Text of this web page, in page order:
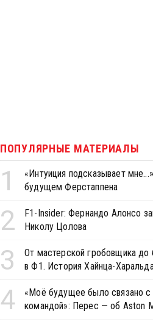
ПОПУЛЯРНЫЕ МАТЕРИАЛЫ
1
«Интуиция подсказывает
будущем Ферстаппена
2
F1-Insider: Фернандо Алонсо
Николу Цолова
3
От мастерской гробовщика до
в Ф1. История Хайнца-
4
«Моё будущее было связано с
командой»: Перес — об Aston